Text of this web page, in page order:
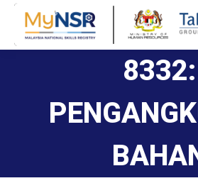
8332: